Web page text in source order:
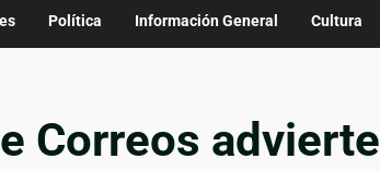
Política Información General Cultura
Correos advierte